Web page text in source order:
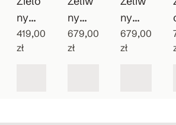
ny
wiszą
cy
419,00
zł
ny
patyn
owan
679,00
zł
ny
zlewo
zmyw
679,00
zł